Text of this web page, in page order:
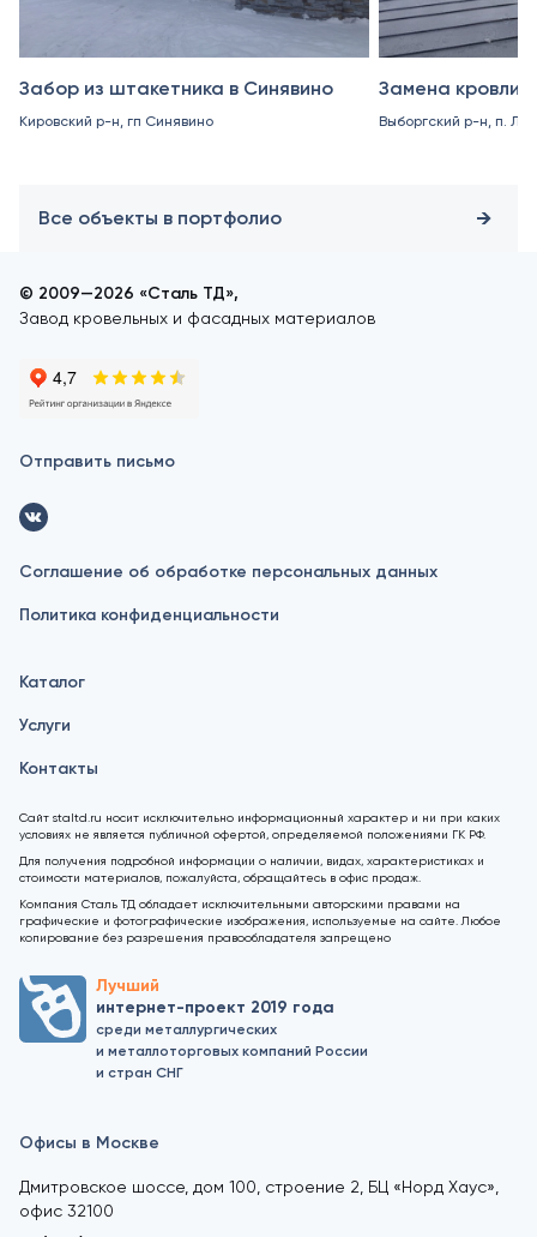
Забор из штакетника в Синявино
Кировский р-н, гп Синявино
Замена кровли
Выборгский р-н, п.
Все объекты в портфолио
© 2009—2026 «Сталь ТД»,
Завод кровельных и фасадных материалов
Отправить письмо
Соглашение об обработке персональных данных
Политика конфиденциальности
Каталог
Услуги
Контакты
Сайт staltd.ru носит исключительно информационный характер и ни при каких
условиях не является публичной офертой, определяемой положениями ГК РФ.
Для получения подробной информации о наличии, видах, характеристиках и
стоимости материалов, пожалуйста, обращайтесь в офис продаж.
Компания Сталь ТД обладает исключительными авторскими правами на
графические и фотографические изображения, используемые на сайте. Любое
копирование без разрешения правообладателя запрещено
Лучший
интернет-проект 2019 года
среди металлургических
и металлоторговых компаний России
и стран СНГ
Офисы в Москве
Дмитровское шоссе, дом 100, строение 2, БЦ «Норд Хаус»,
офис 32100